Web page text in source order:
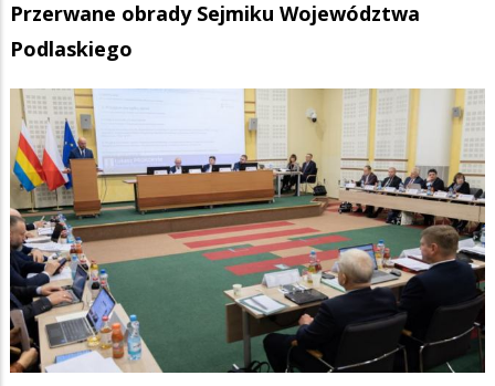
Przerwane obrady Sejmiku Województwa
Podlaskiego